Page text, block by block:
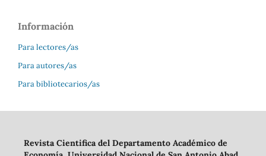
Información
Para lectores/as
Para autores/as
Para bibliotecarios/as
Revista Cientifica del Departamento Académico de